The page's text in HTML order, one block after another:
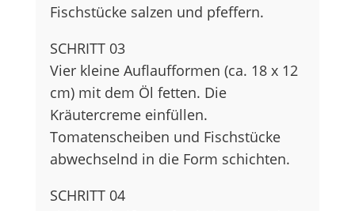
Fischstücke salzen und pfeffern.
SCHRITT 03
Vier kleine Auflaufformen (ca. 18 x 12
cm) mit dem Öl fetten. Die
Kräutercreme einfüllen.
Tomatenscheiben und Fischstücke
abwechselnd in die Form schichten.
SCHRITT 04